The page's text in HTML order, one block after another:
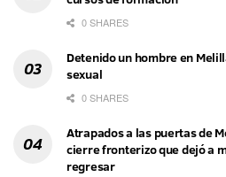
0 SHARES
Detenido un hombre en
sexual
0 SHARES
Atrapados a las puertas de
cierre fronterizo que dejó a
regresar